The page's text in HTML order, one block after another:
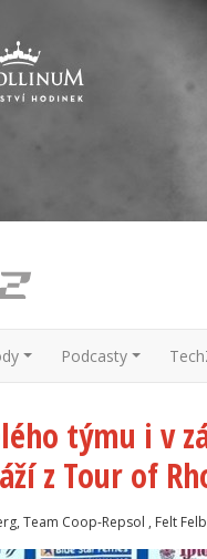
Podcasty
týmu i v
z Tour of
Team Coop-Repsol , Felt